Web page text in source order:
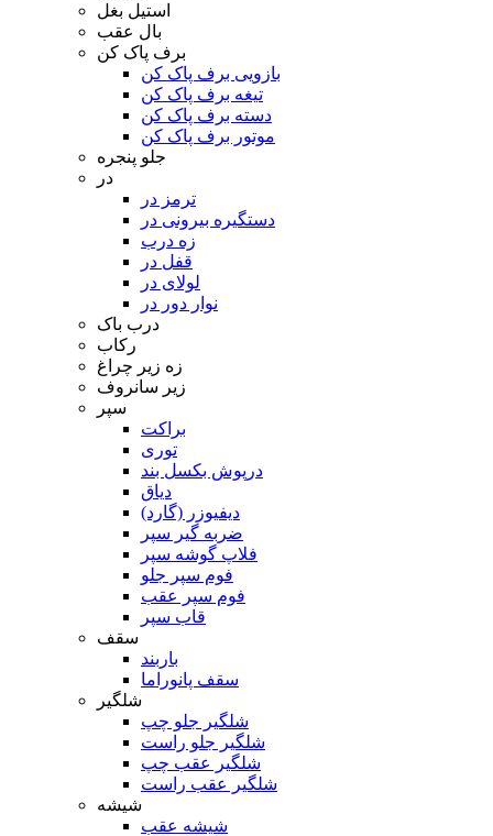
استیل بغل
بال عقب
برف پاک کن
بازویی برف پاک کن
تیغه برف پاک کن
دسته برف پاک کن
موتور برف پاک کن
جلو پنجره
در
ترمز در
دستگیره بیرونی در
زه درب
قفل در
لولای در
نوار دور در
درب باک
رکاب
زه زیر چراغ
زیر سانروف
سپر
براکت
توری
درپوش بکسل بند
دیاق
دیفیوزر (گارد)
ضربه گیر سپر
فلاپ گوشه سپر
فوم سپر جلو
فوم سپر عقب
قاب سپر
سقف
باربند
سقف پانوراما
شلگیر
شلگیر جلو چپ
شلگیر جلو راست
شلگیر عقب چپ
شلگیر عقب راست
شیشه
شیشه عقب